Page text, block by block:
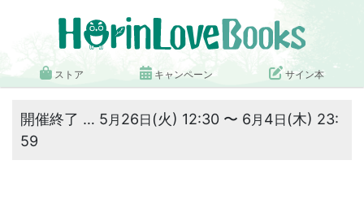
ストア キャンペーン サイン本
開催終了 … 5月 26日 (火) 12:30 〜 6月 4日 (木) 23:
59